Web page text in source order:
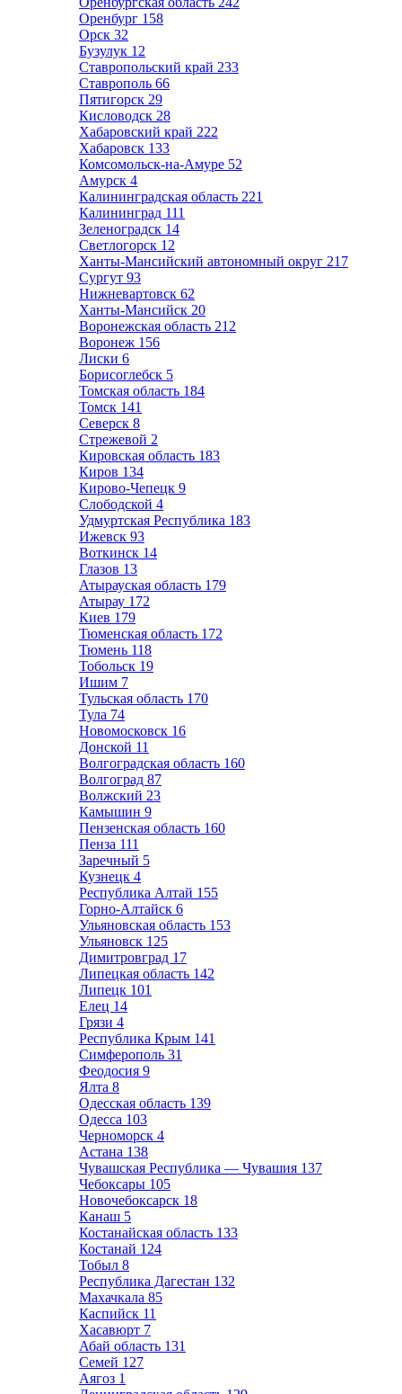
Оренбург 158
Орск 32
Бузулук 12
Ставропольский край 233
Ставрополь 66
Пятигорск 29
Кисловодск 28
Хабаровский край 222
Хабаровск 133
Комсомольск-на-Амуре 52
Амурск 4
Калининградская область 221
Калининград 111
Зеленоградск 14
Светлогорск 12
Ханты-Мансийский автономный округ 217
Сургут 93
Нижневартовск 62
Ханты-Мансийск 20
Воронежская область 212
Воронеж 156
Лиски 6
Борисоглебск 5
Томская область 184
Томск 141
Северск 8
Стрежевой 2
Кировская область 183
Киров 134
Кирово-Чепецк 9
Слободской 4
Удмуртская Республика 183
Ижевск 93
Воткинск 14
Глазов 13
Атырауская область 179
Атырау 172
Киев 179
Тюменская область 172
Тюмень 118
Тобольск 19
Ишим 7
Тульская область 170
Тула 74
Новомосковск 16
Донской 11
Волгоградская область 160
Волгоград 87
Волжский 23
Камышин 9
Пензенская область 160
Пенза 111
Заречный 5
Кузнецк 4
Республика Алтай 155
Горно-Алтайск 6
Ульяновская область 153
Ульяновск 125
Димитровград 17
Липецкая область 142
Липецк 101
Елец 14
Грязи 4
Республика Крым 141
Симферополь 31
Феодосия 9
Ялта 8
Одесская область 139
Одесса 103
Черноморск 4
Астана 138
Чувашская Республика — Чувашия 137
Чебоксары 105
Новочебоксарск 18
Канаш 5
Костанайская область 133
Костанай 124
Тобыл 8
Республика Дагестан 132
Махачкала 85
Каспийск 11
Хасавюрт 7
Абай область 131
Семей 127
Аягоз 1